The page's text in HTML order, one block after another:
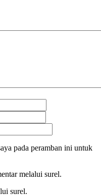
pada peramban ini untuk
melalui surel.
surel.